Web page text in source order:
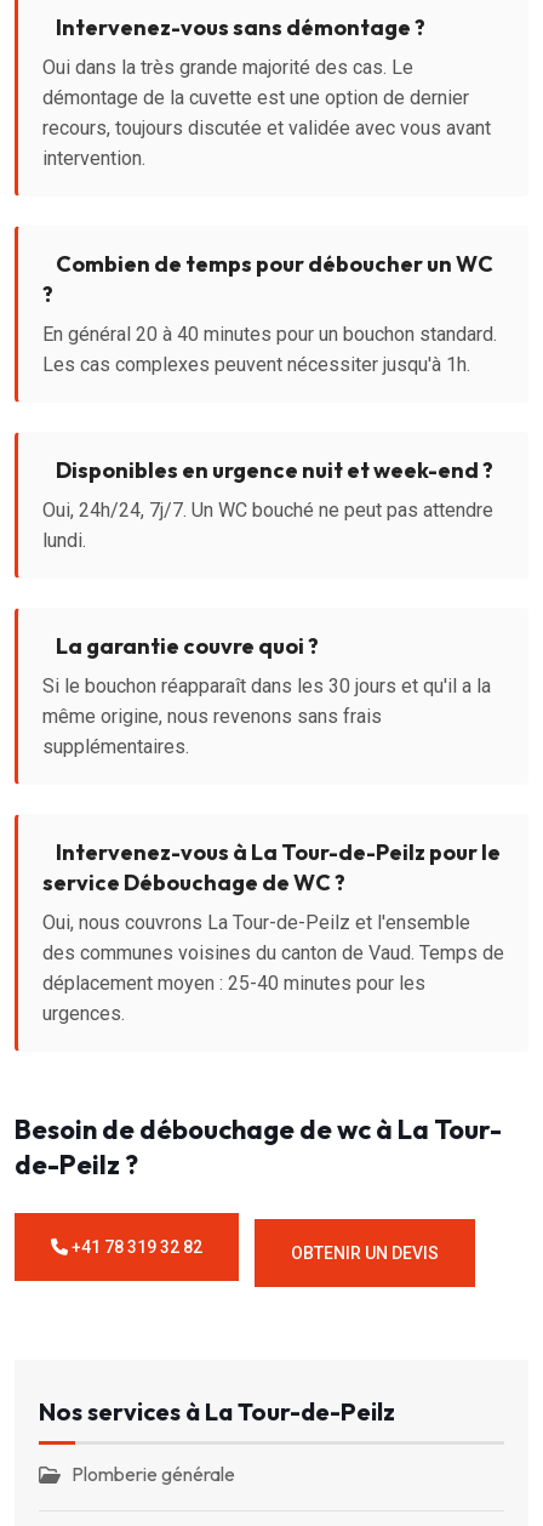
Intervenez-vous sans démontage ?
Oui dans la très grande majorité des cas. Le
démontage de la cuvette est une option de dernier
recours, toujours discutée et validée avec vous avant
intervention.
Combien de temps pour déboucher un WC
?
En général 20 à 40 minutes pour un bouchon standard.
Les cas complexes peuvent nécessiter jusqu'à 1h.
Disponibles en urgence nuit et week-end ?
Oui, 24h/24, 7j/7. Un WC bouché ne peut pas attendre
lundi.
La garantie couvre quoi ?
Si le bouchon réapparaît dans les 30 jours et qu'il a la
même origine, nous revenons sans frais
supplémentaires.
Intervenez-vous à La Tour-de-Peilz pour le
service Débouchage de WC ?
Oui, nous couvrons La Tour-de-Peilz et l'ensemble
des communes voisines du canton de Vaud. Temps de
déplacement moyen : 25-40 minutes pour les
urgences.
Besoin de débouchage de wc à La Tour-
de-Peilz ?
+41 78 319 32 82 OBTENIR UN DEVIS
Nos services à La Tour-de-Peilz
Plomberie générale